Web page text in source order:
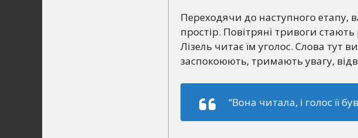
Переходячи до наступного етапу,
простір. Повітряні тривоги
Лізель читає їм уголос. Слова тут
заспокоюють, тримають увагу,
“Вона читала, і голос її